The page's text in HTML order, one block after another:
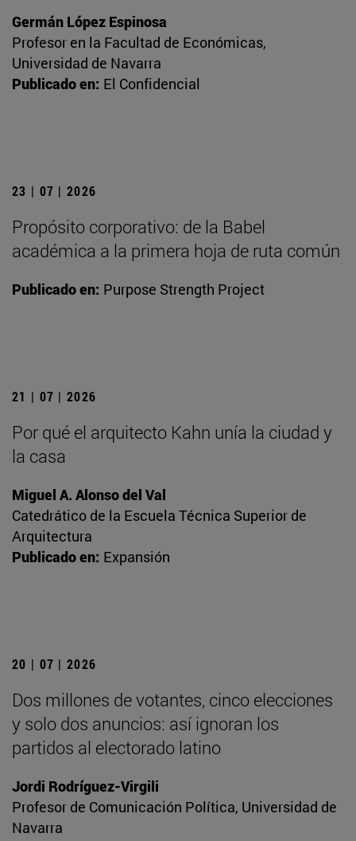
Germán López Espinosa
Profesor en la Facultad de Económicas,
Universidad de Navarra
Publicado en: El Confidencial
23 | 07 | 2026
Propósito corporativo: de la Babel
académica a la primera hoja de ruta común
Publicado en: Purpose Strength Project
21 | 07 | 2026
Por qué el arquitecto Kahn unía la ciudad y
la casa
Miguel A. Alonso del Val
Catedrático de la Escuela Técnica Superior de
Arquitectura
Publicado en: Expansión
20 | 07 | 2026
Dos millones de votantes, cinco elecciones
y solo dos anuncios: así ignoran los
partidos al electorado latino
Jordi Rodríguez-Virgili
Profesor de Comunicación Política, Universidad de
Navarra